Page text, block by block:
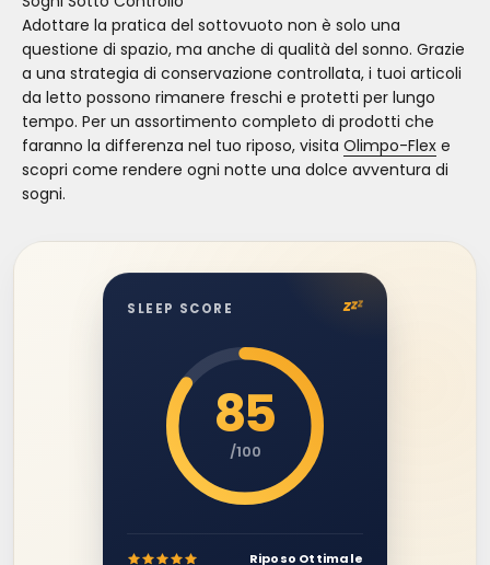
Adottare la pratica del sottovuoto non è solo una
questione di spazio, ma anche di qualità del sonno. Grazie
a una strategia di conservazione controllata, i tuoi articoli
da letto possono rimanere freschi e protetti per lungo
tempo. Per un assortimento completo di prodotti che
faranno la differenza nel tuo riposo, visita Olimpo-Flex e
scopri come rendere ogni notte una dolce avventura di
sogni.
SLEEP SCORE zzz
85
/100
Riposo Ottimale